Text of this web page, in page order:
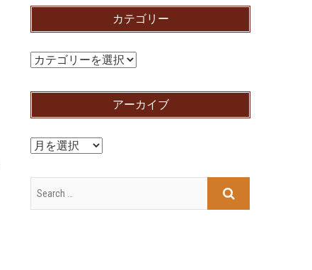
カテゴリー
カ
リ
ー
アーカイブ
ア